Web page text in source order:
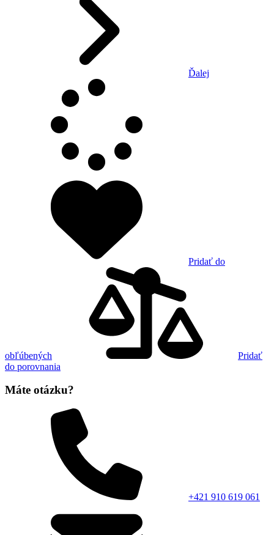
Ďalej
Pridať do
obľúbených
Pridať
do porovnania
Máte otázku?
+421 910 619 061